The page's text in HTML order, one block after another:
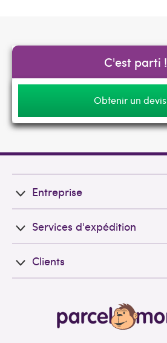
C'est parti !
Obtenir un devis
Entreprise
Services d'expédition
Clients